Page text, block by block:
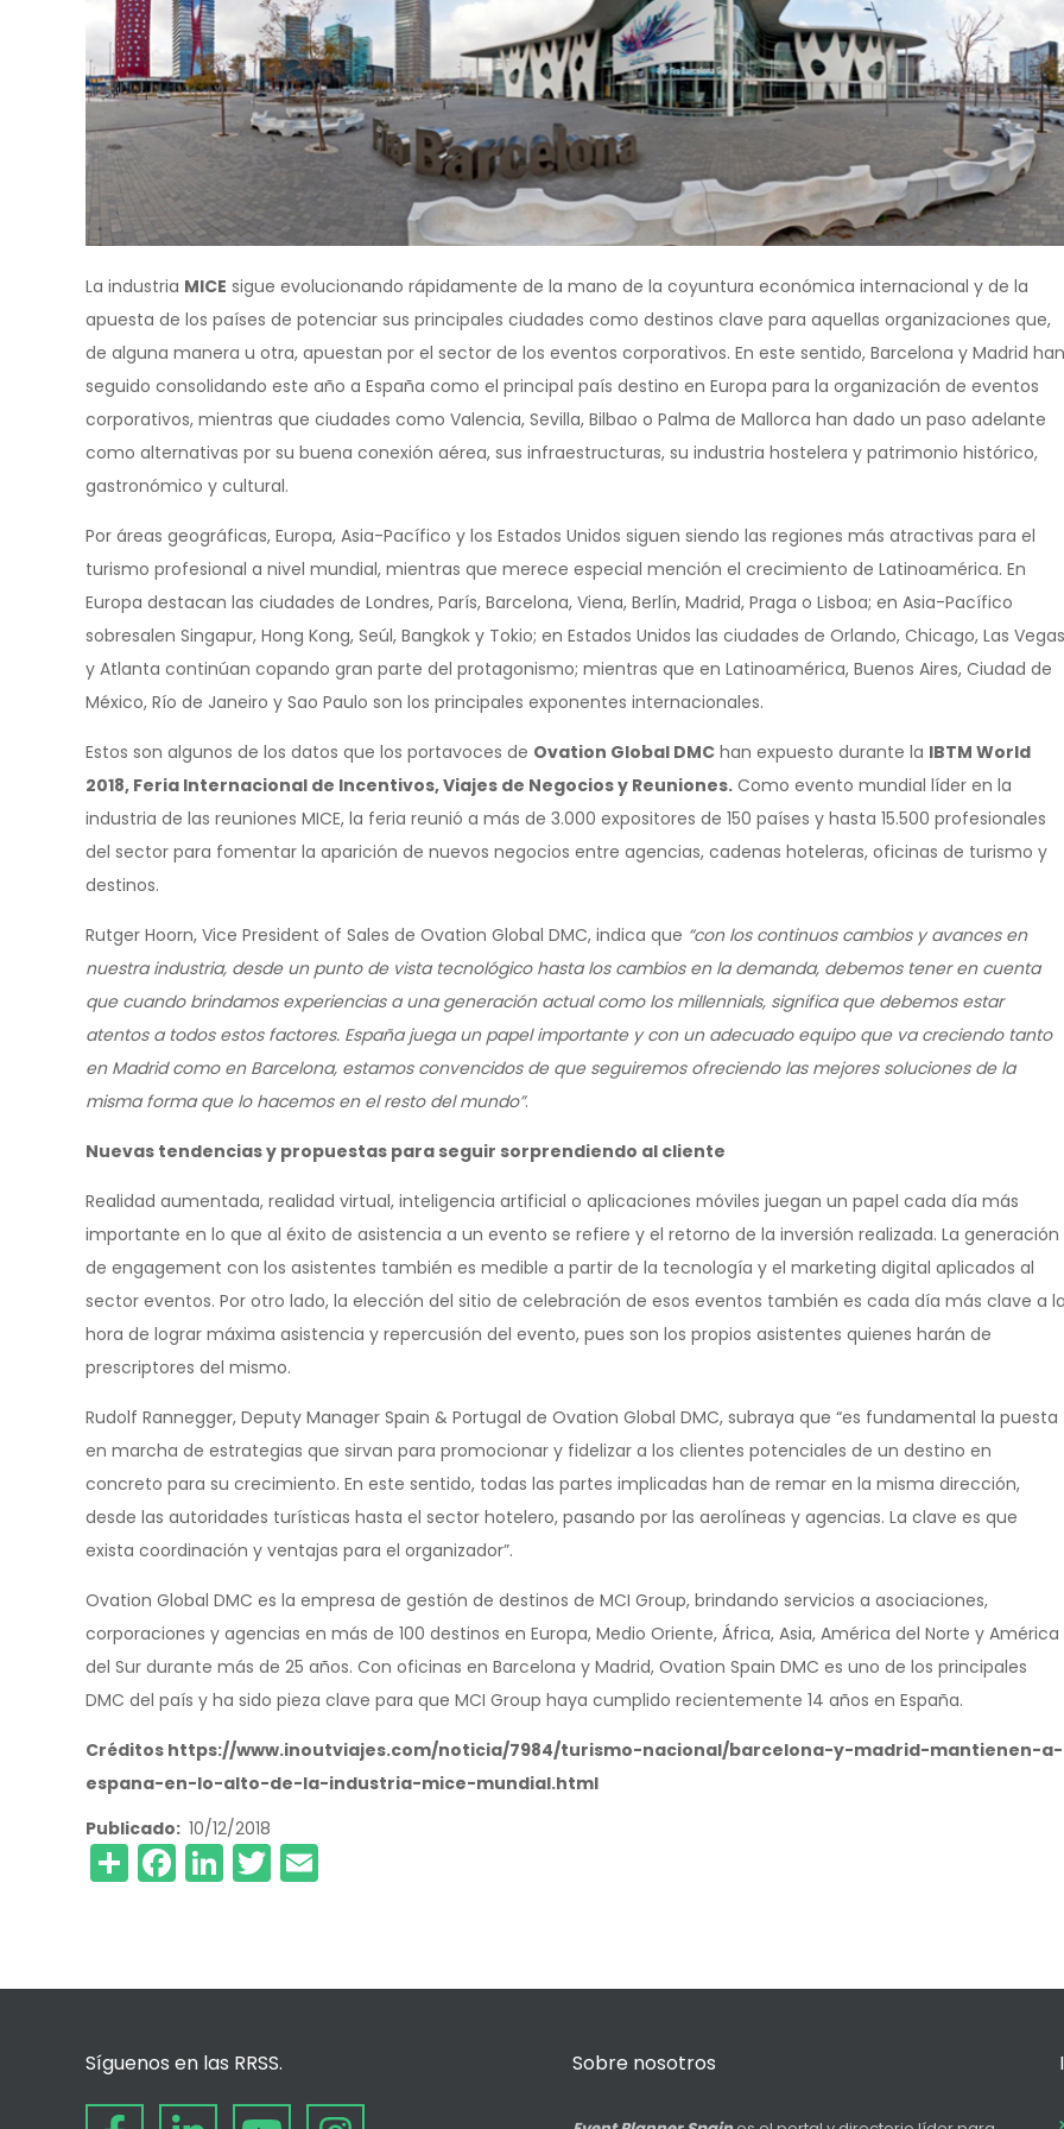
La industria MICE sigue evolucionando rápidamente de la mano de la coyuntura económica internacional y de la
apuesta de los países de potenciar sus principales ciudades como destinos clave para aquellas organizaciones que,
de alguna manera u otra, apuestan por el sector de los eventos corporativos. En este sentido, Barcelona y Madrid han
seguido consolidando este año a España como el principal país destino en Europa para la organización de eventos
corporativos, mientras que ciudades como Valencia, Sevilla, Bilbao o Palma de Mallorca han dado un paso adelante
como alternativas por su buena conexión aérea, sus infraestructuras, su industria hostelera y patrimonio histórico,
gastronómico y cultural.
Por áreas geográficas, Europa, Asia-Pacífico y los Estados Unidos siguen siendo las regiones más atractivas para el
turismo profesional a nivel mundial, mientras que merece especial mención el crecimiento de Latinoamérica. En
Europa destacan las ciudades de Londres, París, Barcelona, Viena, Berlín, Madrid, Praga o Lisboa; en Asia-Pacífico
sobresalen Singapur, Hong Kong, Seúl, Bangkok y Tokio; en Estados Unidos las ciudades de Orlando, Chicago, Las Vegas
y Atlanta continúan copando gran parte del protagonismo; mientras que en Latinoamérica, Buenos Aires, Ciudad de
México, Río de Janeiro y Sao Paulo son los principales exponentes internacionales.
Estos son algunos de los datos que los portavoces de Ovation Global DMC han expuesto durante la IBTM World
2018, Feria Internacional de Incentivos, Viajes de Negocios y Reuniones. Como evento mundial líder en la
industria de las reuniones MICE, la feria reunió a más de 3.000 expositores de 150 países y hasta 15.500 profesionales
del sector para fomentar la aparición de nuevos negocios entre agencias, cadenas hoteleras, oficinas de turismo y
destinos.
Rutger Hoorn, Vice President of Sales de Ovation Global DMC, indica que “con los continuos cambios y avances en
nuestra industria, desde un punto de vista tecnológico hasta los cambios en la demanda, debemos tener en cuenta
que cuando brindamos experiencias a una generación actual como los millennials, significa que debemos estar
atentos a todos estos factores. España juega un papel importante y con un adecuado equipo que va creciendo tanto
en Madrid como en Barcelona, estamos convencidos de que seguiremos ofreciendo las mejores soluciones de la
misma forma que lo hacemos en el resto del mundo”.
Nuevas tendencias y propuestas para seguir sorprendiendo al cliente
Realidad aumentada, realidad virtual, inteligencia artificial o aplicaciones móviles juegan un papel cada día más
importante en lo que al éxito de asistencia a un evento se refiere y el retorno de la inversión realizada. La generación
de engagement con los asistentes también es medible a partir de la tecnología y el marketing digital aplicados al
sector eventos. Por otro lado, la elección del sitio de celebración de esos eventos también es cada día más clave a
hora de lograr máxima asistencia y repercusión del evento, pues son los propios asistentes quienes harán de
prescriptores del mismo.
Rudolf Rannegger, Deputy Manager Spain & Portugal de Ovation Global DMC, subraya que “es fundamental la puesta
en marcha de estrategias que sirvan para promocionar y fidelizar a los clientes potenciales de un destino en
concreto para su crecimiento. En este sentido, todas las partes implicadas han de remar en la misma dirección,
desde las autoridades turísticas hasta el sector hotelero, pasando por las aerolíneas y agencias. La clave es que
exista coordinación y ventajas para el organizador”.
Ovation Global DMC es la empresa de gestión de destinos de MCI Group, brindando servicios a asociaciones,
corporaciones y agencias en más de 100 destinos en Europa, Medio Oriente, África, Asia, América del Norte y América
del Sur durante más de 25 años. Con oficinas en Barcelona y Madrid, Ovation Spain DMC es uno de los principales
DMC del país y ha sido pieza clave para que MCI Group haya cumplido recientemente 14 años en España.
Créditos https://www.inoutviajes.com/noticia/7984/turismo-nacional/barcelona-y-madrid-mantienen-a-
espana-en-lo-alto-de-la-industria-mice-mundial.html
Publicado 10/12/2018
ShareFacebook
LinkedIn
Twitter
Síguenos en las RRSS. Sobre nosotros